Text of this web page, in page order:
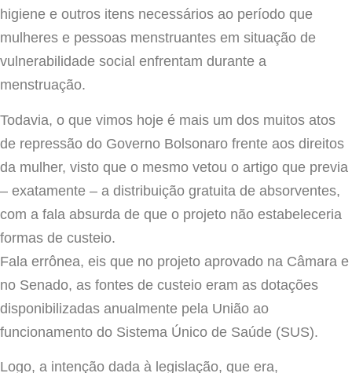
higiene e outros itens necessários ao período que
mulheres e pessoas menstruantes em situação de
vulnerabilidade social enfrentam durante a
menstruação.
Todavia, o que vimos hoje é mais um dos muitos atos
de repressão do Governo Bolsonaro frente aos direitos
da mulher, visto que o mesmo vetou o artigo que previa
– exatamente – a distribuição gratuita de absorventes,
com a fala absurda de que o projeto não estabeleceria
formas de custeio.
Fala errônea, eis que no projeto aprovado na Câmara e
no Senado, as fontes de custeio eram as dotações
disponibilizadas anualmente pela União ao
funcionamento do Sistema Único de Saúde (SUS).
Logo, a intenção dada à legislação, que era,